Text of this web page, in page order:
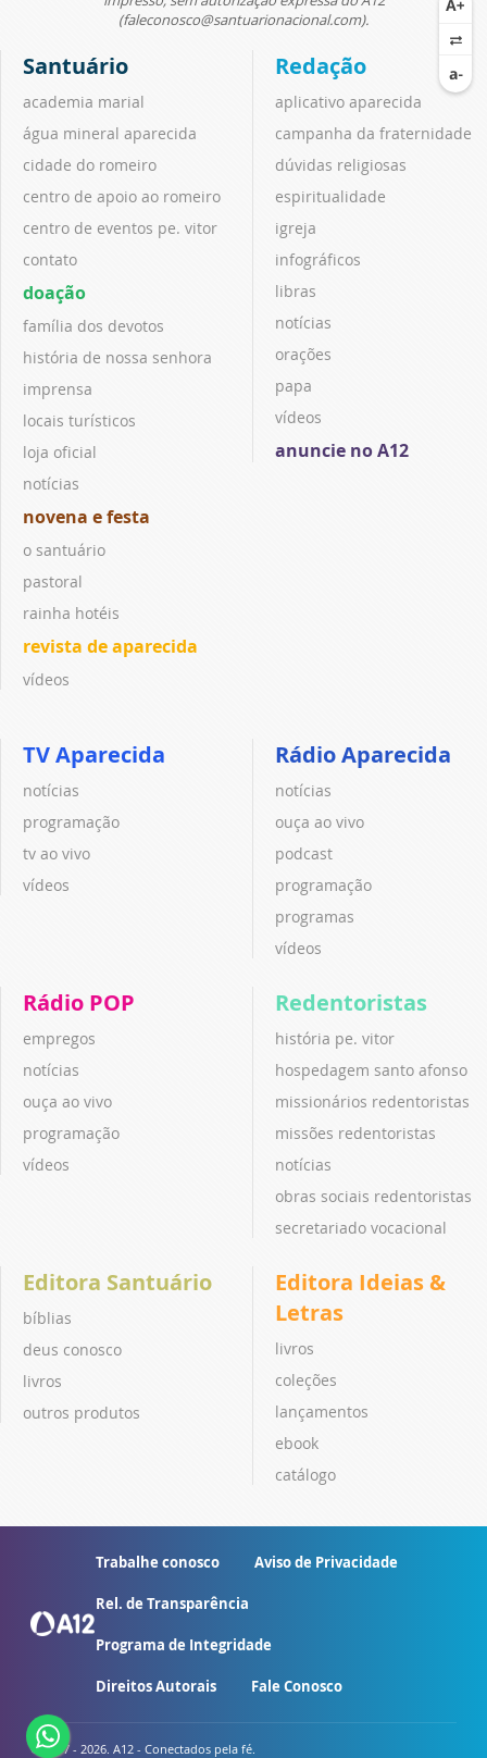
(faleconosco@santuarionacional.com).
Santuário
academia marial
água mineral aparecida
cidade do romeiro
centro de apoio ao romeiro
centro de eventos pe. vitor
contato
doação
família dos devotos
história de nossa senhora
imprensa
locais turísticos
loja oficial
notícias
novena e festa
o santuário
pastoral
rainha hotéis
revista de aparecida
vídeos
Redação
aplicativo aparecida
campanha da fraternidade
dúvidas religiosas
espiritualidade
igreja
infográficos
libras
notícias
orações
papa
vídeos
anuncie no A12
TV Aparecida
notícias
programação
tv ao vivo
vídeos
Rádio Aparecida
notícias
ouça ao vivo
podcast
programação
programas
vídeos
Rádio POP
empregos
notícias
ouça ao vivo
programação
vídeos
Redentoristas
história pe. vitor
hospedagem santo afonso
missionários redentoristas
missões redentoristas
notícias
obras sociais redentoristas
secretariado vocacional
Editora Santuário
bíblias
deus conosco
livros
outros produtos
Editora Ideias &
Letras
livros
coleções
lançamentos
ebook
catálogo
Trabalhe conosco Aviso de Privacidade
Rel. de Transparência
Programa de Integridade
Direitos Autorais Fale Conosco
© 2007 - 2026. A12 - Conectados pela fé.